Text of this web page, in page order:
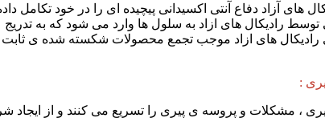
های آزاد دفاع آنتی اکسیدانی پیچیده ای را در خود تکامل
رادیکال های ازاد به سلول ها وارد می شود که به
های ازاد موجب تجمع محصولات شکسته شده ی
:
پروسه ی پیری را تسریع می کنند و از ایجاد شرایط مناسب زندگی بعد از ۱۰۰ سال یا بالاتر